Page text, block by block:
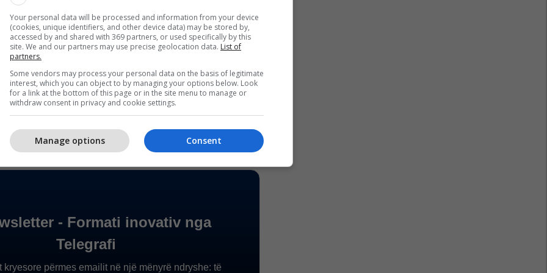
BS (D-E V) do të shitet për 93,50
i Lehtë 1 (EL-1) do të shitet për 98,50
shitet për 49,720 (denarë/kilogram)./Telegrafi/
Your personal data will be processed and information from your device
(cookies, unique identifiers, and other device data) may be stored by,
accessed by and shared with 369 partners, or used specifically by this
site. We and our partners may use precise geolocation data. List of
partners.
Some vendors may process your personal data on the basis of legitimate
interest, which you can object to by managing your options below. Look
for a link at the bottom of this page or in the site menu to manage or
withdraw consent in privacy and cookie settings.
Consent
Manage options